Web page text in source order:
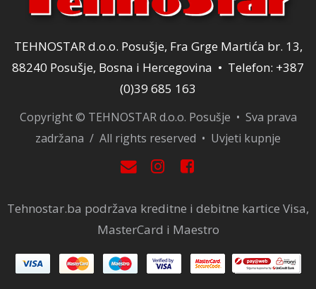
TEHNOSTAR d.o.o. Posušje, Fra Grge Martića br. 13,
88240 Posušje, Bosna i Hercegovina • Telefon: +387
(0)39 685 163
Copyright © TEHNOSTAR d.o.o. Posušje • Sva prava
zadržana / All rights reserved • Uvjeti kupnje
Tehnostar.ba podržava kreditne i debitne kartice Visa,
MasterCard i Maestro